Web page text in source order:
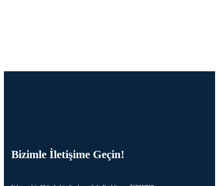
Bizimle İletişime Geçin!